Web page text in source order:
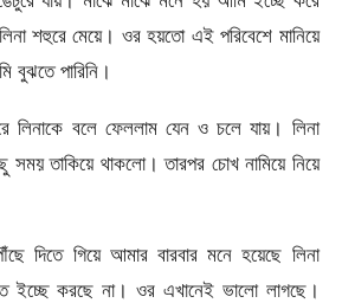
শহুরে মেয়ে। ওর হয়তো এই পরিবেশে মানিয়ে
বুঝতে পারিনি।
লিনাকে বলে ফেললাম যেন ও চলে যায়। লিনা
সময় তাকিয়ে থাকলো। তারপর চোখ নামিয়ে নিয়ে
দিতে গিয়ে আমার বারবার মনে হয়েছে লিনা
ইচ্ছে করছে না। ওর এখানেই ভালো লাগছে।